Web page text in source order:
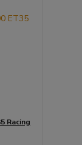
Racing